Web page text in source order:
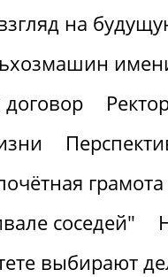
на
соседей"
выбирают